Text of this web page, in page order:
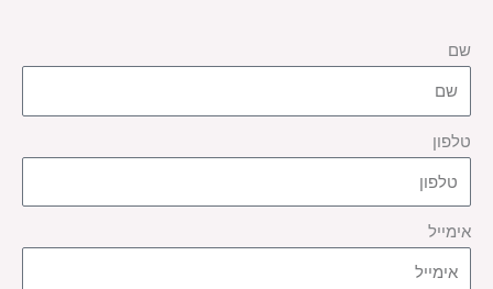
שם
טלפון
אימייל